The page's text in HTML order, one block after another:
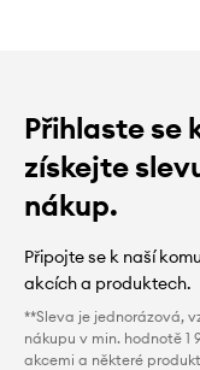
Přihlaste se
získejte
nákup.
Připojte se k naší
akcích a produktech.
**Sleva je jednorázová,
nákupu v min. hodnotě 1
akcemi a některé